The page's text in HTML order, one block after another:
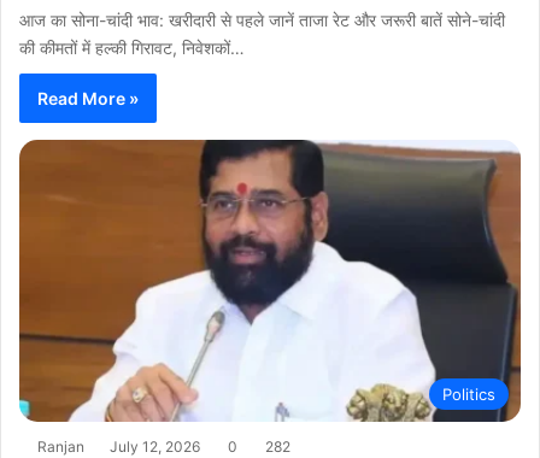
आज का सोना-चांदी भाव: खरीदारी से पहले जानें ताजा रेट और जरूरी बातें सोने-चांदी
की कीमतों में हल्की गिरावट, निवेशकों…
Read More »
Politics
Ranjan July 12, 2026 0 282